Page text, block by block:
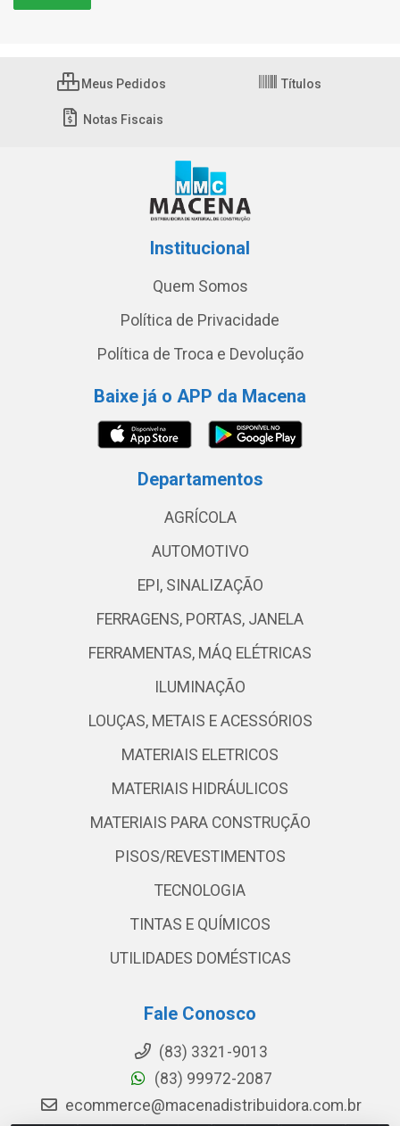
Meus Pedidos Títulos
Notas Fiscais
Institucional
Quem Somos
Política de Privacidade
Política de Troca e Devolução
Baixe já o APP da Macena
Departamentos
AGRÍCOLA
AUTOMOTIVO
EPI, SINALIZAÇÃO
FERRAGENS, PORTAS, JANELA
FERRAMENTAS, MÁQ ELÉTRICAS
ILUMINAÇÃO
LOUÇAS, METAIS E ACESSÓRIOS
MATERIAIS ELETRICOS
MATERIAIS HIDRÁULICOS
MATERIAIS PARA CONSTRUÇÃO
PISOS/REVESTIMENTOS
TECNOLOGIA
TINTAS E QUÍMICOS
UTILIDADES DOMÉSTICAS
Fale Conosco
(83) 3321-9013
(83) 99972-2087
ecommerce@macenadistribuidora.com.br